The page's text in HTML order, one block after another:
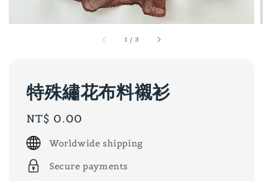
1 / 3
特殊繡花布料襯衫
Regular
price
NT$ 0.00
Worldwide shipping
Secure payments